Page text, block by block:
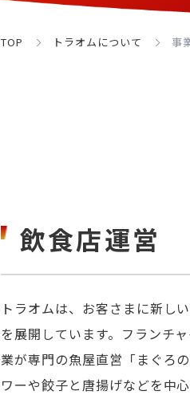
TOP トラオムについて 事
飲食店運営
トラオムは、お客さまに新し
を展開しています。フランチ
業が専門の魚屋直営「まぐろ
ワーや餃子と唐揚げなどを中